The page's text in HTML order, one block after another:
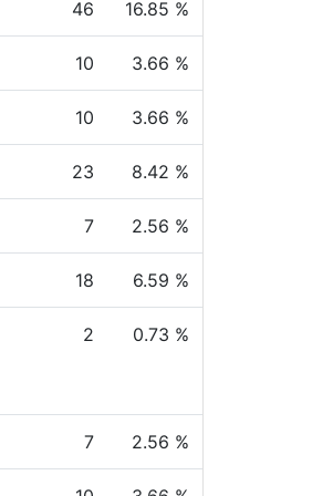
46 16.85 %
10 3.66 %
10 3.66 %
23 8.42 %
7 2.56 %
18 6.59 %
2 0.73 %
7 2.56 %